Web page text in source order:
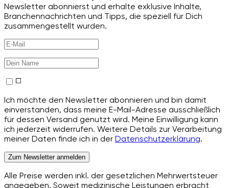
Newsletter abonnierst und erhalte exklusive Inhalte,
Branchennachrichten und Tipps, die speziell für Dich
zusammengestellt wurden.
Ich möchte den Newsletter abonnieren und bin damit
einverstanden, dass meine E-Mail-Adresse ausschließlich
für dessen Versand genutzt wird. Meine Einwilligung kann
ich jederzeit widerrufen. Weitere Details zur Verarbeitung
meiner Daten finde ich in der Datenschutzerklärung.
Zum Newsletter anmelden
Alle Preise werden inkl. der gesetzlichen Mehrwertsteuer
angegeben. Soweit medizinische Leistungen erbracht